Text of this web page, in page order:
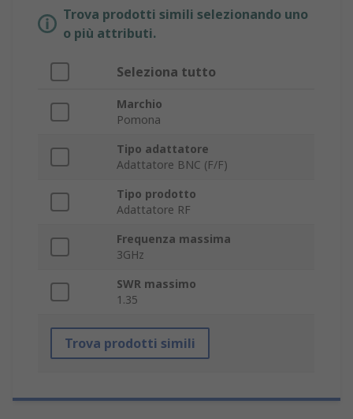
Trova prodotti simili selezionando uno
o più attributi.
Seleziona tutto
Marchio
Pomona
Tipo adattatore
Adattatore BNC (F/F)
Tipo prodotto
Adattatore RF
Frequenza massima
3GHz
SWR massimo
1.35
Trova prodotti simili